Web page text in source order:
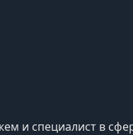
обучающих
и специалист в